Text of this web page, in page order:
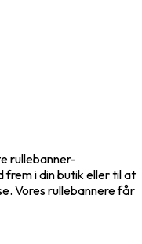
rullebanner-
frem i din butik eller til at
Vores rullebannere får